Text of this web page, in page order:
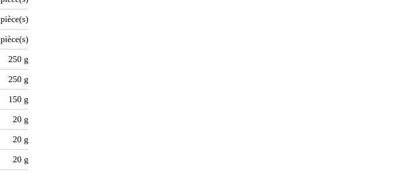
pièce(s)
pièce(s)
250 g
250 g
150 g
20 g
20 g
20 g